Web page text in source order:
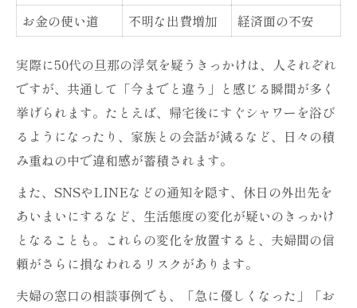
お金の使い道 不明な出費増加 経済面の不安
実際に50代の旦那の浮気を疑うきっかけは、人それぞれ
ですが、共通して「今までと違う」と感じる瞬間が多く
挙げられます。たとえば、帰宅後にすぐシャワーを浴び
るようになったり、家族との会話が減るなど、日々の積
み重ねの中で違和感が蓄積されます。
また、SNSやLINEなどの通知を隠す、休日の外出先を
あいまいにするなど、生活態度の変化が疑いのきっかけ
となることも。これらの変化を放置すると、夫婦間の信
頼がさらに損なわれるリスクがあります。
夫婦の窓口の相談事例でも、「急に優しくなった」「お